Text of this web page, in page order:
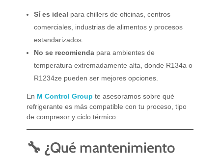
Sí es ideal para chillers de oficinas, centros
comerciales, industrias de alimentos y procesos
estandarizados.
No se recomienda para ambientes de
temperatura extremadamente alta, donde R134a o
R1234ze pueden ser mejores opciones.
En M Control Group te asesoramos sobre qué
refrigerante es más compatible con tu proceso, tipo
de compresor y ciclo térmico.
🔧 ¿Qué mantenimiento